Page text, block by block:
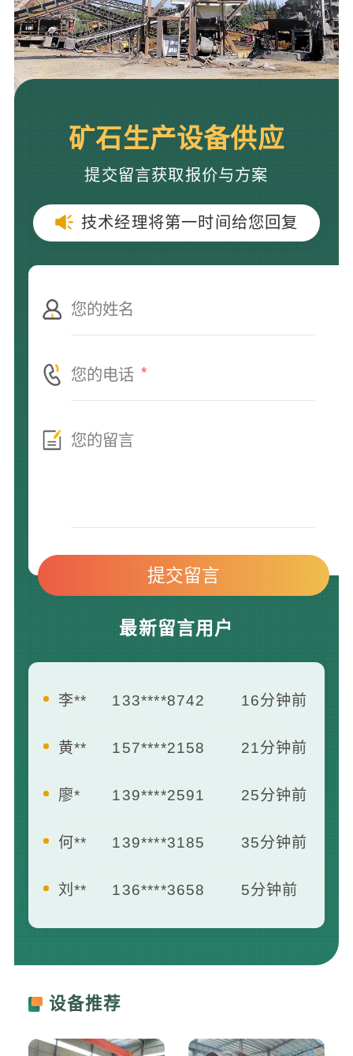
矿石生产设备供应
提交留言获取报价与方案
技术经理将第一时间给您回复
*
最新留言用户
黄** 157****2158 21分钟前
廖* 139****2591 25分钟前
何** 139****3185 35分钟前
刘** 136****3658 5分钟前
王** 139****2412 7分钟前
设备推荐